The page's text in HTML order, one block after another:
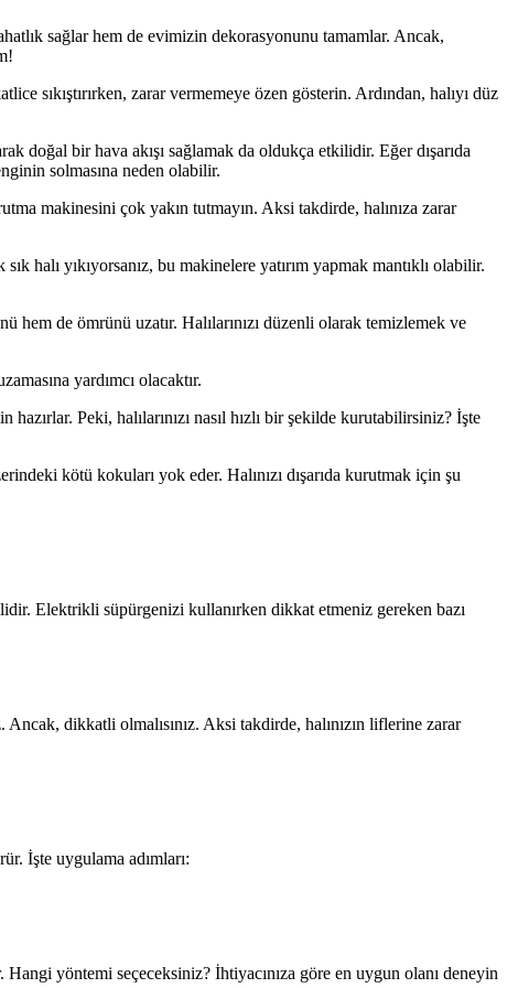
sağlar hem de evimizin dekorasyonunu tamamlar. Ancak,
sıkıştırırken, zarar vermemeye özen gösterin. Ardından, halıyı düz
doğal bir hava akışı sağlamak da oldukça etkilidir. Eğer dışarıda
solmasına neden olabilir.
makinesini çok yakın tutmayın. Aksi takdirde, halınıza zarar
halı yıkıyorsanız, bu makinelere yatırım yapmak mantıklı olabilir.
hem de ömrünü uzatır. Halılarınızı düzenli olarak temizlemek ve
yardımcı olacaktır.
hazırlar. Peki, halılarınızı nasıl hızlı bir şekilde kurutabilirsiniz? İşte
kötü kokuları yok eder. Halınızı dışarıda kurutmak için şu
Elektrikli süpürgenizi kullanırken dikkat etmeniz gereken bazı
dikkatli olmalısınız. Aksi takdirde, halınızın liflerine zarar
İşte uygulama adımları:
yöntemi seçeceksiniz? İhtiyacınıza göre en uygun olanı deneyin